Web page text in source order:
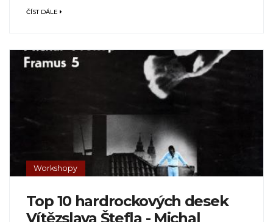
ČÍST DÁLE
Workshopy
Top 10 hardrockových desek
Vítězslava Štefla - Michal